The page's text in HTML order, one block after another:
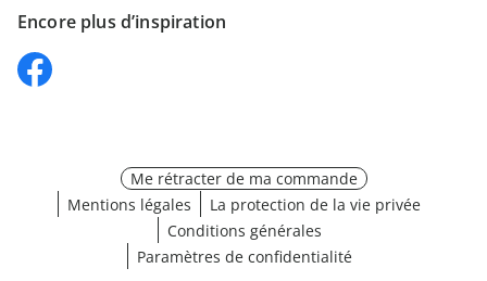
Encore plus d’inspiration
Me rétracter de ma commande
Mentions légales
La protection de la vie privée
Conditions générales
Paramètres de confidentialité